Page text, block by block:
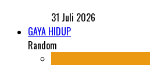
31 Juli 2026
GAYA HIDUP
Random